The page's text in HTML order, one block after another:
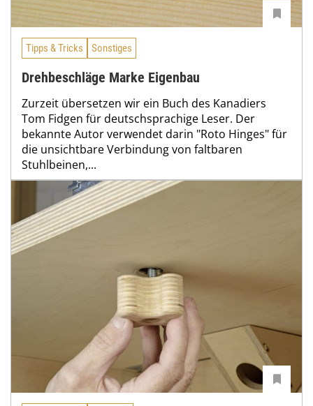
Tipps & Tricks Sonstiges
Drehbeschläge Marke Eigenbau
Zurzeit übersetzen wir ein Buch des Kanadiers
Tom Fidgen für deutschsprachige Leser. Der
bekannte Autor verwendet darin "Roto Hinges" für
die unsichtbare Verbindung von faltbaren
Stuhlbeinen,...